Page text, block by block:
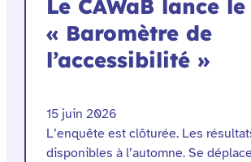
Le CAWaB lance le
« Baromètre de
l’accessibilité »
15 juin 2026
L’enquête est clôturée. Les
disponibles à l’automne. Se